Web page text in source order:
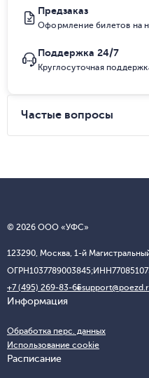
Предзаказ
Оформление билетов на
Поддержка 24/7
Круглосуточная
Частые вопросы
© 2026 ООО «УФС»
123290, Москва, 1-й
ОГРН1037789003845;ИНН
+7 (495) 269-83-65
Информация
Обработка перс. данных
Использование cookie
Расписание